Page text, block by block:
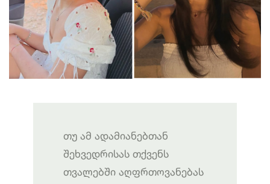
თუ ამ ადამიანებთან
შეხვედრისას თქვენს
თვალებში აღფრთოვანებას